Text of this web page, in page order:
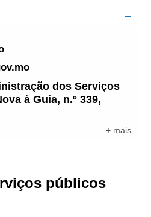
dos Serviços
à Guia, n.º 339,
+ mais
públicos